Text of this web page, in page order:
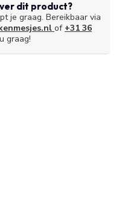
dit product?
je graag. Bereikbaar via
of +31 36
graag!